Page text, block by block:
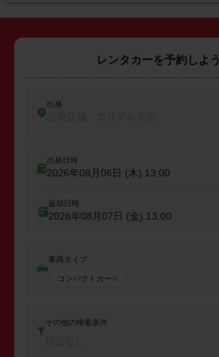
レンタカーを予約しよう
出発
出発日時
2026年08月06日 (木) 13:00
返却日時
2026年08月07日 (金) 13:00
車両タイプ
コンパクトカー
その他の検索条件